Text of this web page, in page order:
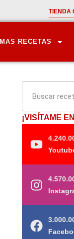
TIENDA
MAS RECETAS
¡VISÍTAME